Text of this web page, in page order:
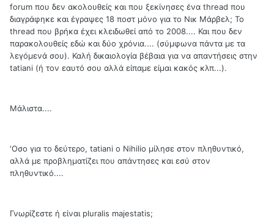
forum που δεν ακολουθείς και που ξεκίνησες ένα thread που
διαγράφηκε και έγραψες 18 ποστ μόνο για το Νικ Μάρβελ; Το
thread που βρήκα έχει κλειδωθεί από το 2008.... Και που δεν
παρακολουθείς εδώ και δύο χρόνια.... (σύμφωνα πάντα με τα
λεγόμενά σου). Καλή δικαιολογία βέβαια για να απαντήσεις στην
tatiani (ή τον εαυτό σου αλλά είπαμε είμαι κακός κλπ...).
Μάλιστα....
'Οσο για το δεύτερο, tatiani ο Nihilio μίλησε στον πληθυντικό,
αλλά με προβληματίζει που απάντησες και εσύ στον
πληθυντικό....
Γνωρίζεστε ή είναι pluralis majestatis;